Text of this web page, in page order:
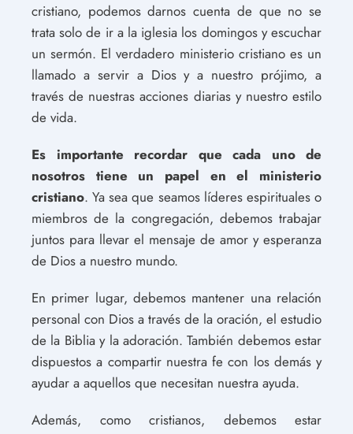
cristiano, podemos darnos cuenta de que no se
trata solo de ir a la iglesia los domingos y escuchar
un sermón. El verdadero ministerio cristiano es un
llamado a servir a Dios y a nuestro prójimo, a
través de nuestras acciones diarias y nuestro estilo
de vida.
Es importante recordar que cada uno de
nosotros tiene un papel en el ministerio
cristiano. Ya sea que seamos líderes espirituales o
miembros de la congregación, debemos trabajar
juntos para llevar el mensaje de amor y esperanza
de Dios a nuestro mundo.
En primer lugar, debemos mantener una relación
personal con Dios a través de la oración, el estudio
de la Biblia y la adoración. También debemos estar
dispuestos a compartir nuestra fe con los demás y
ayudar a aquellos que necesitan nuestra ayuda.
Además, como cristianos, debemos estar